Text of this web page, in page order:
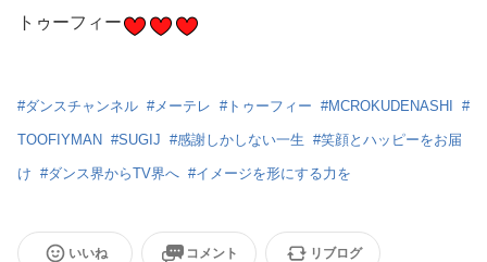
トゥーフィー
#ダンスチャンネル #メーテレ #トゥーフィー #MCROKUDENASHI #
TOOFIYMAN #SUGIJ #感謝しかしない一生 #笑顔とハッピーをお届
け #ダンス界からTV界へ #イメージを形にする力を
いいね コメント リブログ